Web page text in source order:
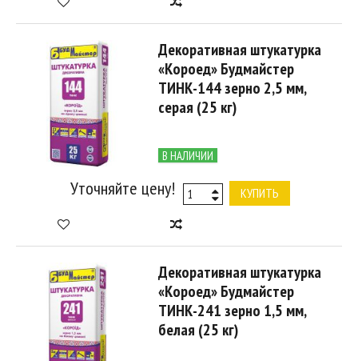
Декоративная штукатурка
«Короед» Будмайстер
ТИНК-144 зерно 2,5 мм,
серая (25 кг)
В НАЛИЧИИ
Уточняйте цену! КУПИТЬ
Декоративная штукатурка
«Короед» Будмайстер
ТИНК-241 зерно 1,5 мм,
белая (25 кг)